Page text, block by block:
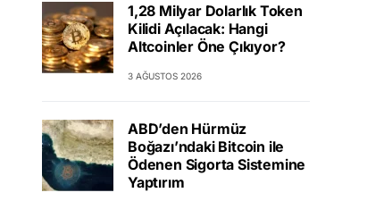
1,28 Milyar Dolarlık Token
Kilidi Açılacak: Hangi
Altcoinler Öne Çıkıyor?
3 AĞUSTOS 2026
ABD’den Hürmüz
Boğazı’ndaki Bitcoin ile
Ödenen Sigorta Sistemine
Yaptırım